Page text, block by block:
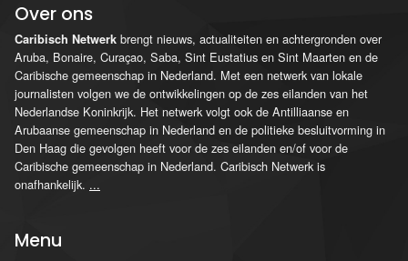
Over ons
Caribisch Netwerk brengt nieuws, actualiteiten en achtergronden over
Aruba, Bonaire, Curaçao, Saba, Sint Eustatius en Sint Maarten en de
Caribische gemeenschap in Nederland. Met een netwerk van lokale
journalisten volgen we de ontwikkelingen op de zes eilanden van het
Nederlandse Koninkrijk. Het netwerk volgt ook de Antilliaanse en
Arubaanse gemeenschap in Nederland en de politieke besluitvorming in
Den Haag die gevolgen heeft voor de zes eilanden en/of voor de
Caribische gemeenschap in Nederland. Caribisch Netwerk is
onafhankelijk. ...
Menu